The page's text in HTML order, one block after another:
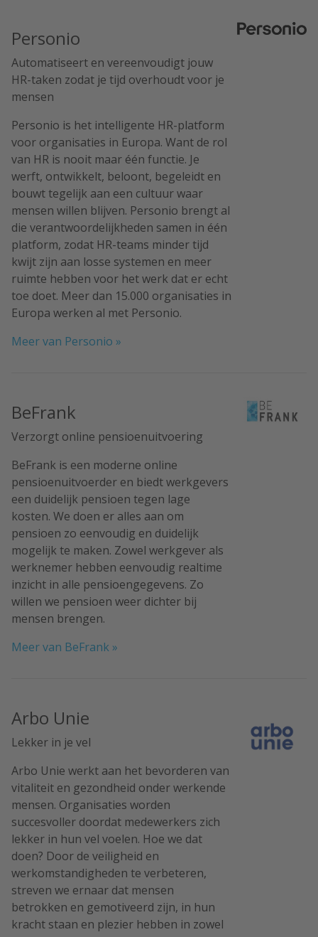
Personio
Automatiseert en vereenvoudigt jouw
HR-taken zodat je tijd overhoudt voor je
mensen
Personio is het intelligente HR-platform
voor organisaties in Europa. Want de rol
van HR is nooit maar één functie. Je
werft, ontwikkelt, beloont, begeleidt en
bouwt tegelijk aan een cultuur waar
mensen willen blijven. Personio brengt al
die verantwoordelijkheden samen in één
platform, zodat HR-teams minder tijd
kwijt zijn aan losse systemen en meer
ruimte hebben voor het werk dat er echt
toe doet. Meer dan 15.000 organisaties in
Europa werken al met Personio.
Meer van Personio »
BeFrank
Verzorgt online pensioenuitvoering
BeFrank is een moderne online
pensioenuitvoerder en biedt werkgevers
een duidelijk pensioen tegen lage
kosten. We doen er alles aan om
pensioen zo eenvoudig en duidelijk
mogelijk te maken. Zowel werkgever als
werknemer hebben eenvoudig realtime
inzicht in alle pensioengegevens. Zo
willen we pensioen weer dichter bij
mensen brengen.
Meer van BeFrank »
Arbo Unie
Lekker in je vel
Arbo Unie werkt aan het bevorderen van
vitaliteit en gezondheid onder werkende
mensen. Organisaties worden
succesvoller doordat medewerkers zich
lekker in hun vel voelen. Hoe we dat
doen? Door de veiligheid en
werkomstandigheden te verbeteren,
streven we ernaar dat mensen
betrokken en gemotiveerd zijn, in hun
kracht staan en plezier hebben in zowel